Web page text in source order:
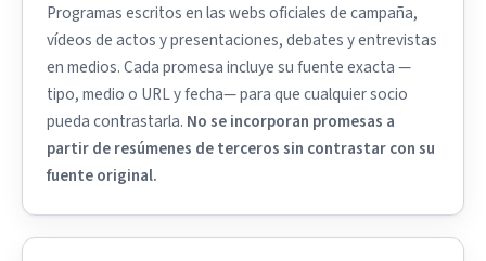
Programas escritos en las webs oficiales de campaña,
vídeos de actos y presentaciones, debates y entrevistas
en medios. Cada promesa incluye su fuente exacta —
tipo, medio o URL y fecha— para que cualquier socio
pueda contrastarla. No se incorporan promesas a
partir de resúmenes de terceros sin contrastar con su
fuente original.